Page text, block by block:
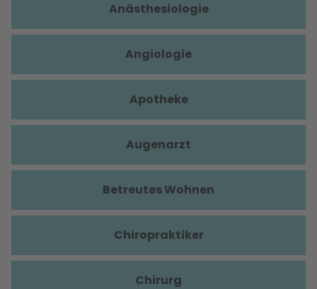
Anästhesiologie
Angiologie
Apotheke
Augenarzt
Betreutes Wohnen
Chiropraktiker
Chirurg